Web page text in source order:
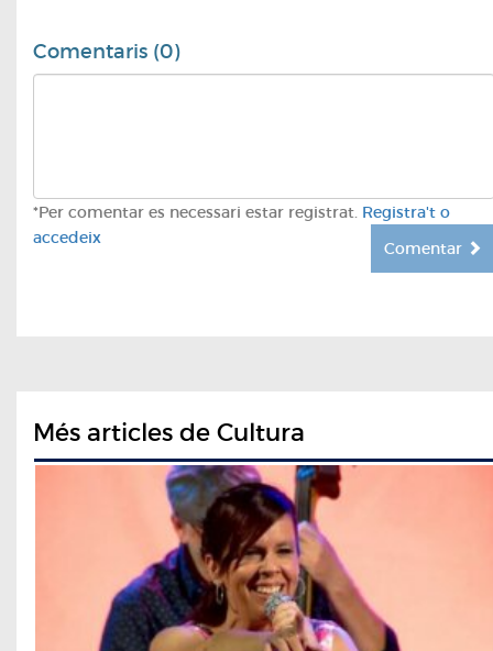
Comentaris (0)
*Per comentar es necessari estar registrat. Registra't o
accedeix
Comentar
Més articles de Cultura